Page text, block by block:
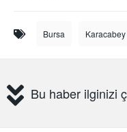
Bursa
Bu haber ilginizi